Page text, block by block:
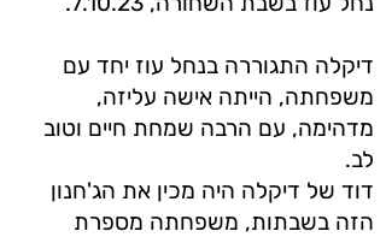
דיקלה התגוררה בנחל עוז יחד עם
משפחתה, הייתה אישה עליזה,
מדהימה, עם הרבה שמחת חיים וטוב
לב.
דוד של דיקלה היה מכין את הג'חנון
הזה בשבתות, משפחתה מספרת